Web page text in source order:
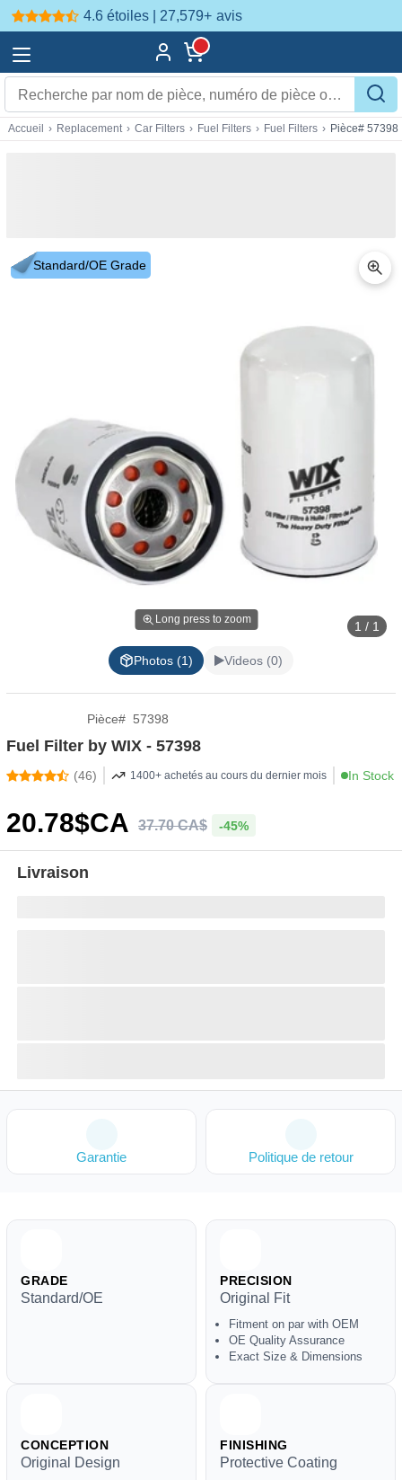
4.6 étoiles | 27,579+ avis
Accueil › Replacement › Car Filters › Fuel Filters › Fuel Filters › Pièce# 57398
Standard/OE Grade
Long press to zoom 1 / 1
Photos (1) Videos (0)
Pièce# 57398
Fuel Filter by WIX - 57398
(46) 1400+ achetés au cours du dernier mois In Stock
20.78$CA 37.70CA$ -45%
Livraison
Garantie Politique de retour
GRADE
Standard/OE
PRECISION
Original Fit
Fitment on par with OEM
OE Quality Assurance
Exact Size & Dimensions
CONCEPTION
Original Design
FINISHING
Protective Coating